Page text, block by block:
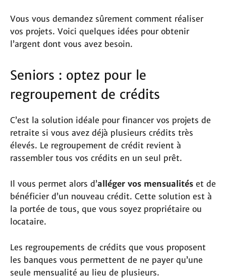
Vous vous demandez sûrement comment réaliser
vos projets. Voici quelques idées pour obtenir
l’argent dont vous avez besoin.
Seniors : optez pour le
regroupement de crédits
C’est la solution idéale pour financer vos projets de
retraite si vous avez déjà plusieurs crédits très
élevés. Le regroupement de crédit revient à
rassembler tous vos crédits en un seul prêt.
Il vous permet alors d’alléger vos mensualités et de
bénéficier d’un nouveau crédit. Cette solution est à
la portée de tous, que vous soyez propriétaire ou
locataire.
Les regroupements de crédits que vous proposent
les banques vous permettent de ne payer qu’une
seule mensualité au lieu de plusieurs.